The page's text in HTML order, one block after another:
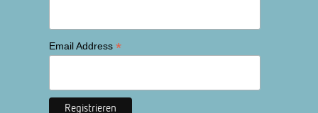
Email Address *